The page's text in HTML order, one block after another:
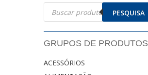
Pesquisar
produtos PESQUISA
GRUPOS DE PRODUTOS
ACESSÓRIOS